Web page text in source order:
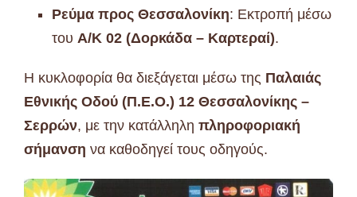
Ρεύμα προς Θεσσαλονίκη: Εκτροπή μέσω
του Α/Κ 02 (Δορκάδα – Καρτεραί).
Η κυκλοφορία θα διεξάγεται μέσω της Παλαιάς
Εθνικής Οδού (Π.Ε.Ο.) 12 Θεσσαλονίκης –
Σερρών, με την κατάλληλη πληροφοριακή
σήμανση να καθοδηγεί τους οδηγούς.